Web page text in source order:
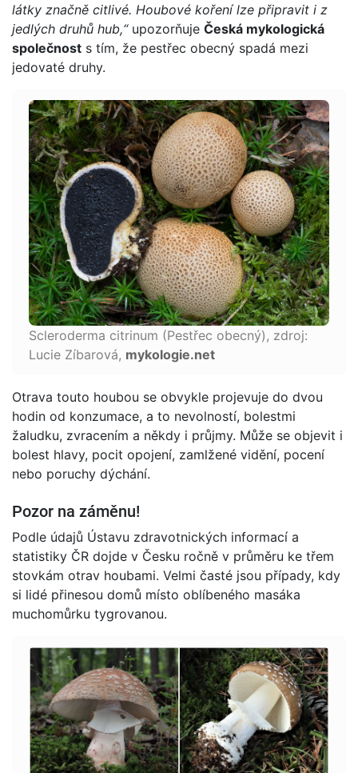
látky značně citlivé. Houbové koření lze připravit i z
jedlých druhů hub,“upozorňuje Česká mykologická
společnost s tím, že pestřec obecný spadá mezi
jedovaté druhy.
Scleroderma citrinum (Pestřec obecný), zdroj:
Lucie Zíbarová, mykologie.net
Otrava touto houbou se obvykle projevuje do dvou
hodin od konzumace, a to nevolností, bolestmi
žaludku, zvracením a někdy i průjmy. Může se objevit i
bolest hlavy, pocit opojení, zamlžené vidění, pocení
nebo poruchy dýchání.
Pozor na záměnu!
Podle údajů Ústavu zdravotnických informací a
statistiky ČR dojde v Česku ročně v průměru ke třem
stovkám otrav houbami. Velmi časté jsou případy, kdy
si lidé přinesou domů místo oblíbeného masáka
muchomůrku tygrovanou.